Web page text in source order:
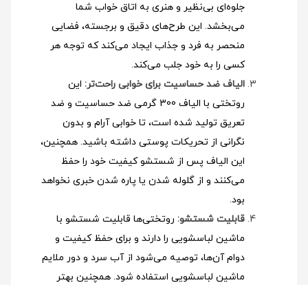
جلوه‌ای بی‌نظیر و هنری به اتاق خواب شما
می‌بخشد. این طرح‌های دقیق و برجسته، فضایی
منحصر به فرد و جذاب ایجاد می‌کند که توجه هر
کسی را به خود جلب می‌کند.
الیاف ضد حساسیت برای خوابی راحت‌تر: این
روتختی با الیاف 300 گرمی ضد حساسیت و ضد
تعریق تولید شده است، تا خوابی آرام و بدون
نگرانی از تحریکات پوستی داشته باشید. همچنین،
این الیاف پس از شستشو کیفیت خود را حفظ
می‌کنند و از گلوله شدن یا پاره شدن خبری نخواهد
بود.
قابلیت شستشو: روتختی‌ها قابلیت شستشو با
ماشین لباسشویی را دارند و برای حفظ کیفیت و
دوام آن‌ها، توصیه می‌شود از آب سرد و دور ملایم
ماشین لباسشویی استفاده شود. همچنین بهتر